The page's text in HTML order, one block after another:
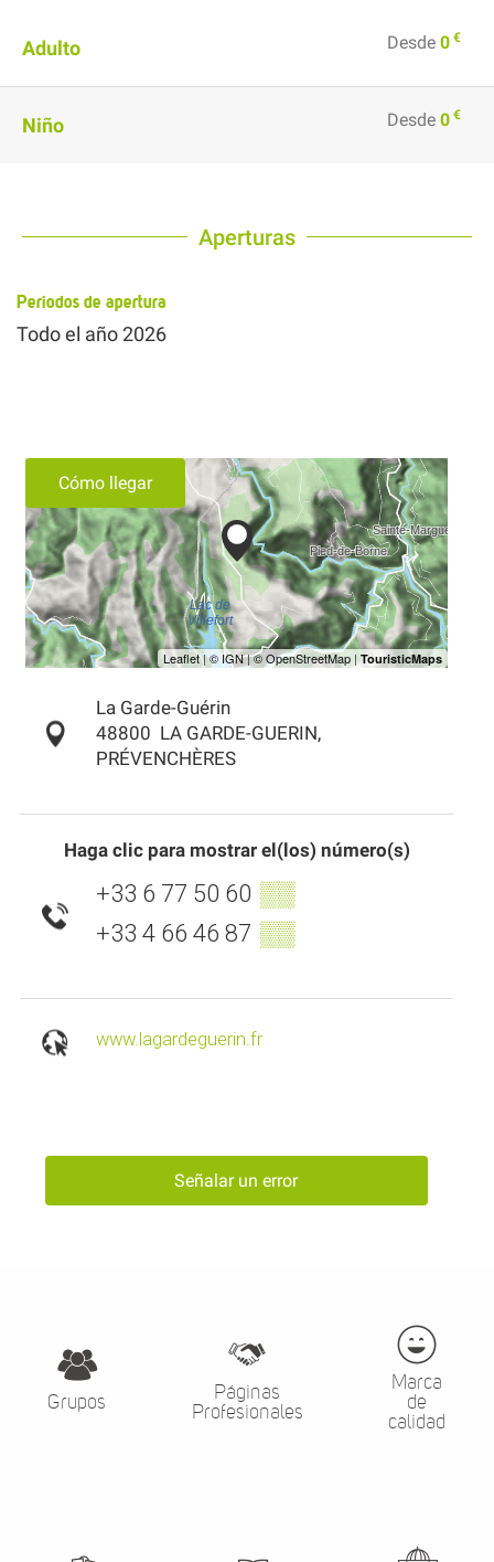
Adulto Desde 0 €
Niño Desde 0 €
Aperturas
Periodos de apertura
Todo el año 2026
Cómo llegar
La Garde-Guérin
48800
LA GARDE-GUERIN,
PRÉVENCHÈRES
Haga clic para mostrar el(los) número(s)
+33 6 77 50 60 ▒▒
+33 4 66 46 87 ▒▒
www.lagardeguerin.fr
Señalar un error
Grupos
Páginas
Profesionales
Marca
de
calidad